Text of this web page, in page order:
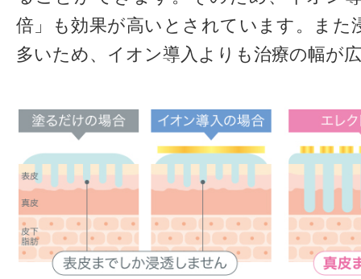
倍」も効果が高いとされています。また
多いため、イオン導入よりも治療の幅が